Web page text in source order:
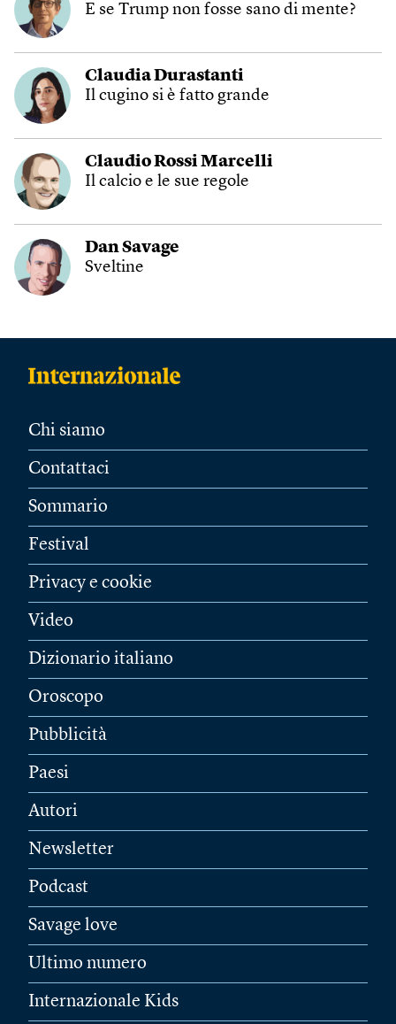
E se Trump non fosse sano di mente?
Claudia Durastanti
Il cugino si è fatto grande
Claudio Rossi Marcelli
Il calcio e le sue regole
Dan Savage
Sveltine
Chi siamo
Contattaci
Sommario
Festival
Privacy e cookie
Video
Dizionario italiano
Oroscopo
Pubblicità
Paesi
Autori
Newsletter
Podcast
Savage love
Ultimo numero
Internazionale Kids